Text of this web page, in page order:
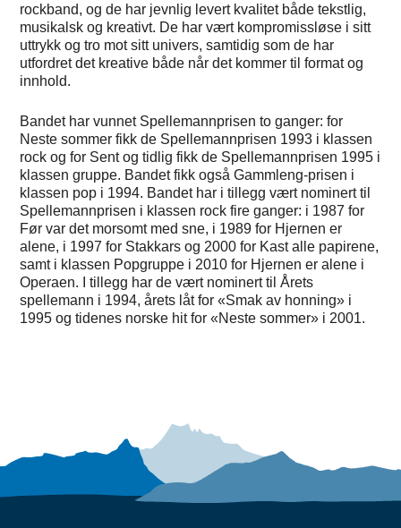
rockband, og de har jevnlig levert kvalitet både tekstlig,
musikalsk og kreativt. De har vært kompromissløse i sitt
uttrykk og tro mot sitt univers, samtidig som de har
utfordret det kreative både når det kommer til format og
innhold.
Bandet har vunnet Spellemannprisen to ganger: for
Neste sommer fikk de Spellemannprisen 1993 i klassen
rock og for Sent og tidlig fikk de Spellemannprisen 1995 i
klassen gruppe. Bandet fikk også Gammleng-prisen i
klassen pop i 1994. Bandet har i tillegg vært nominert til
Spellemannprisen i klassen rock fire ganger: i 1987 for
Før var det morsomt med sne, i 1989 for Hjernen er
alene, i 1997 for Stakkars og 2000 for Kast alle papirene,
samt i klassen Popgruppe i 2010 for Hjernen er alene i
Operaen. I tillegg har de vært nominert til Årets
spellemann i 1994, årets låt for «Smak av honning» i
1995 og tidenes norske hit for «Neste sommer» i 2001.